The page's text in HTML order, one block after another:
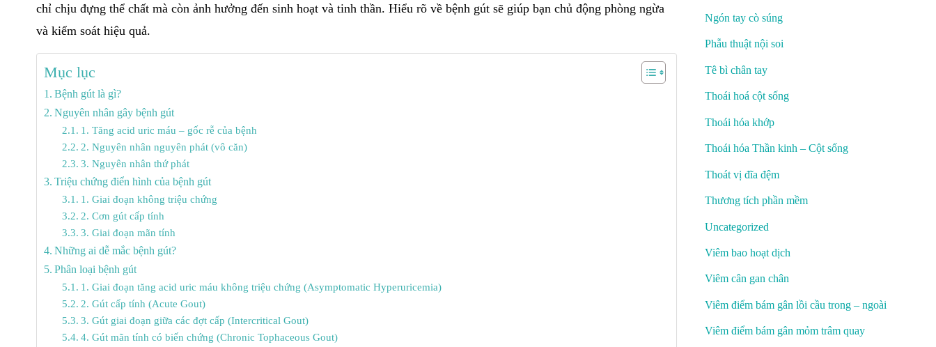
chỉ chịu đựng thể chất mà còn ảnh hưởng đến sinh hoạt và tinh thần. Hiểu rõ về bệnh gút sẽ giúp bạn chủ động phòng ngừa
và kiểm soát hiệu quả.
Mục lục
Bệnh gút là gì?
Nguyên nhân gây bệnh gút
1. Tăng acid uric máu – gốc rễ của bệnh
2. Nguyên nhân nguyên phát (vô căn)
3. Nguyên nhân thứ phát
Triệu chứng điển hình của bệnh gút
1. Giai đoạn không triệu chứng
2. Cơn gút cấp tính
3. Giai đoạn mãn tính
Những ai dễ mắc bệnh gút?
Phân loại bệnh gút
1. Giai đoạn tăng acid uric máu không triệu chứng (Asymptomatic Hyperuricemia)
2. Gút cấp tính (Acute Gout)
3. Gút giai đoạn giữa các đợt cấp (Intercritical Gout)
4. Gút mãn tính có biến chứng (Chronic Tophaceous Gout)
Ngón tay cò súng
Phẫu thuật nội soi
Tê bì chân tay
Thoái hoá cột sống
Thoái hóa khớp
Thoái hóa Thần kinh – Cột sống
Thoát vị đĩa đệm
Thương tích phần mềm
Uncategorized
Viêm bao hoạt dịch
Viêm cân gan chân
Viêm điểm bám gân lồi cầu trong – ngoài
Viêm điểm bám gân mỏm trâm quay